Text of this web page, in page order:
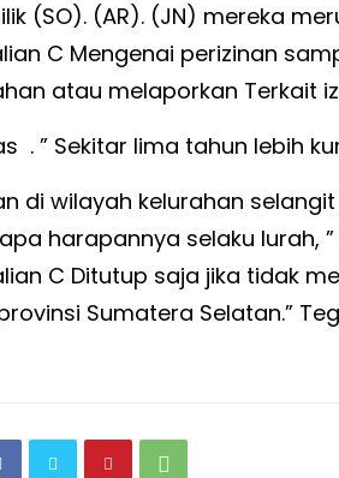
(SO). (AR). (JN) mereka
C Mengenai perizinan
atau melaporkan Terkait
. ” Sekitar lima tahun lebih
di wilayah kelurahan
harapannya selaku lurah,
C Ditutup saja jika tidak
Sumatera Selatan.”